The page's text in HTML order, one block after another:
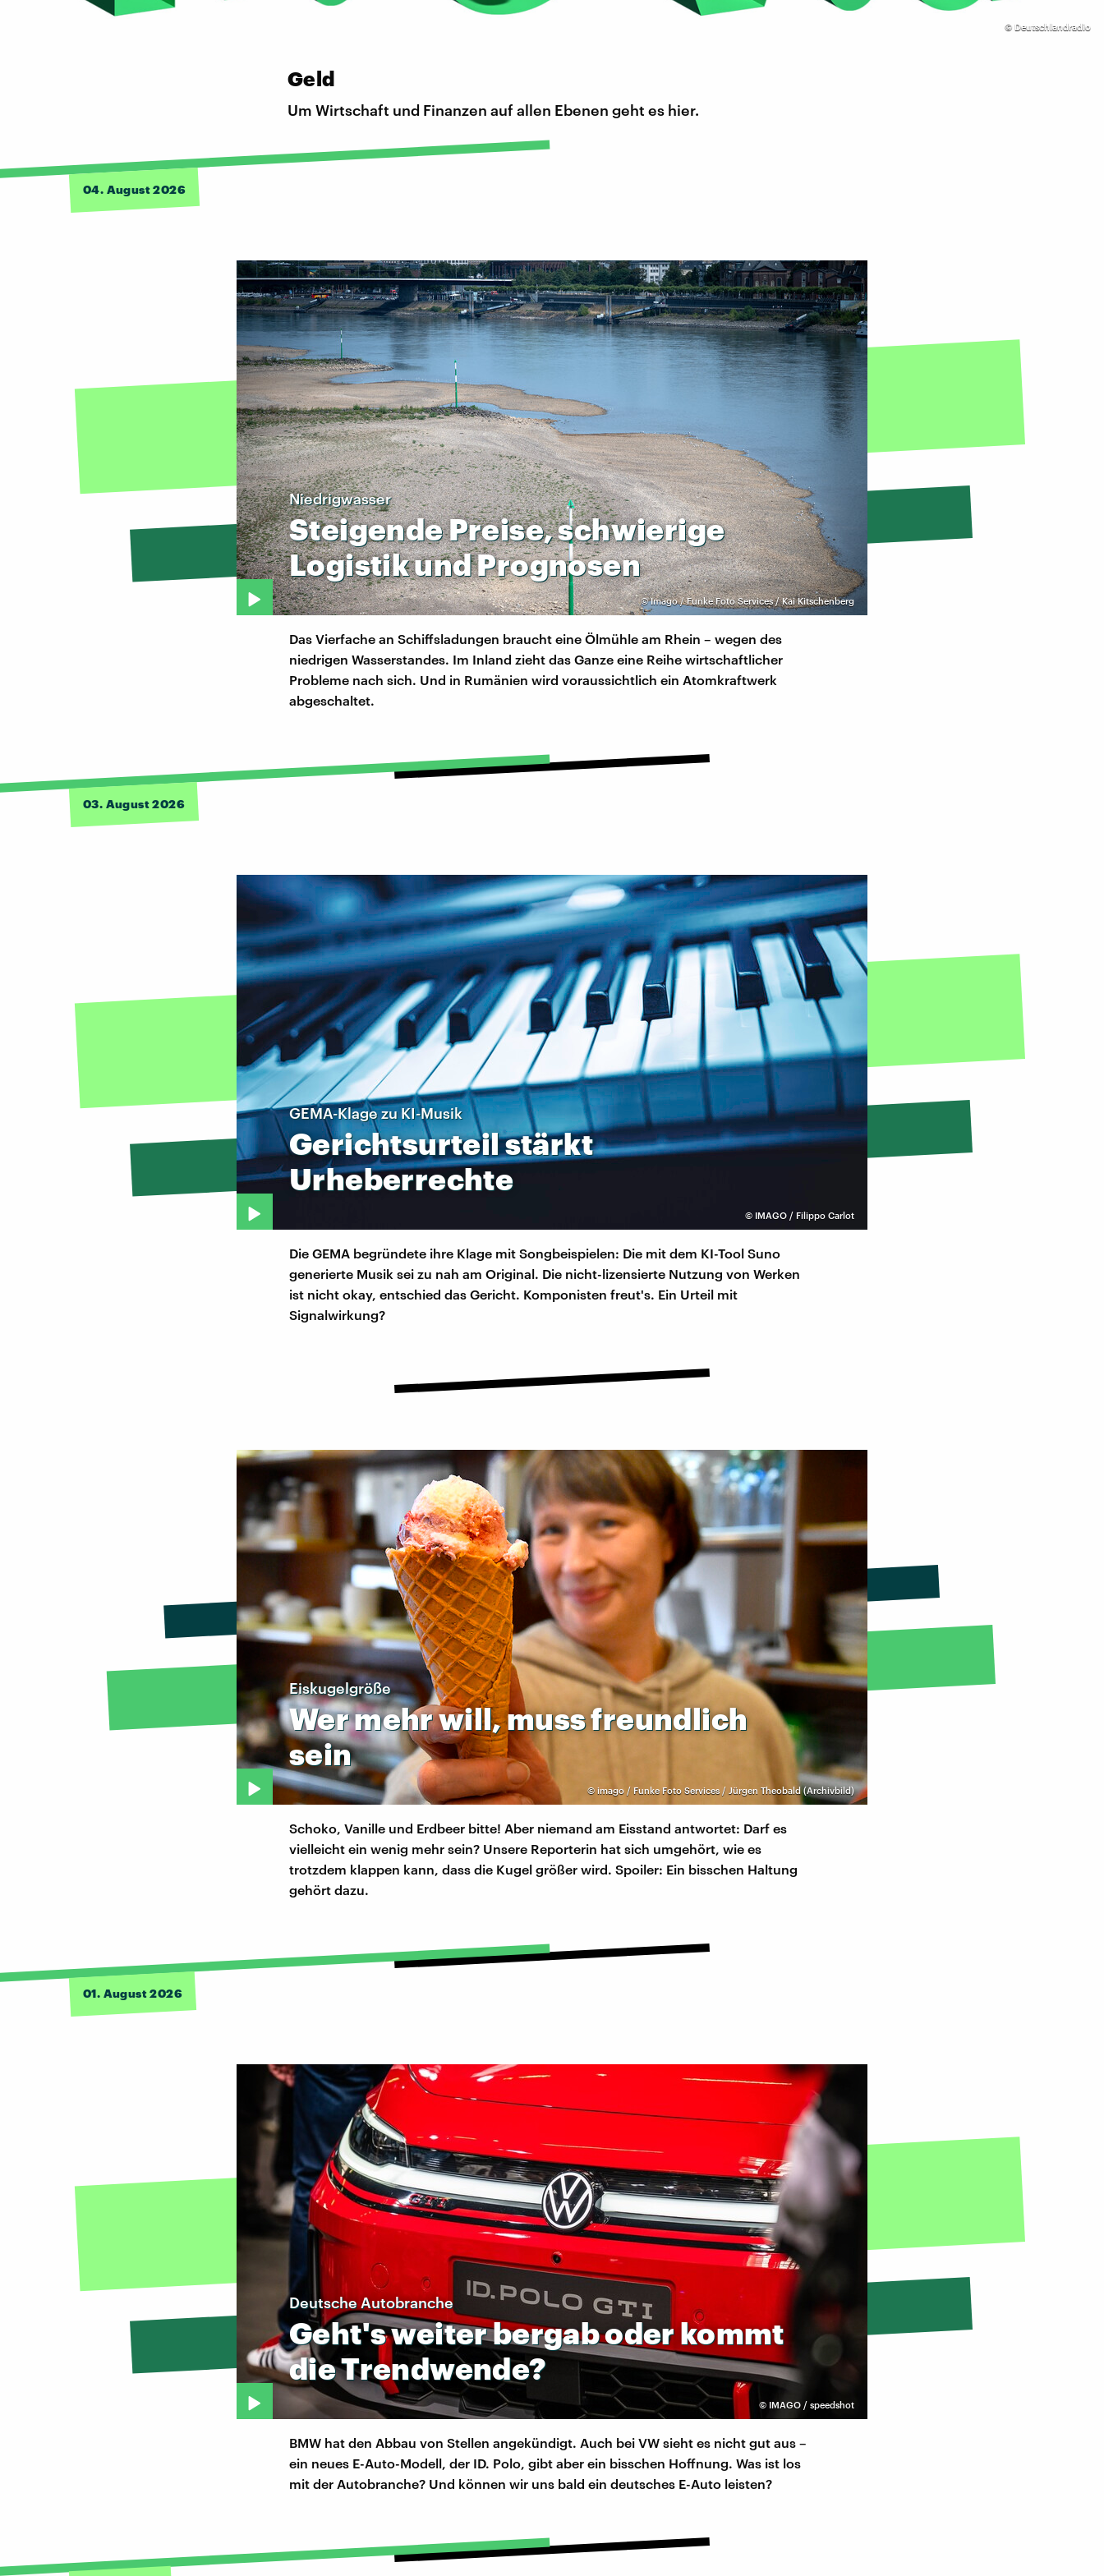
© Deutschlandradio
Geld
Um Wirtschaft und Finanzen auf allen Ebenen geht es hier.
04. August 2026
©Imago / Funke Foto Services / Kai Kitschenberg
Niedrigwasser
SteigendePreise,schwierige
LogistikundPrognosen
Das Vierfache an Schiffsladungen braucht eine Ölmühle am Rhein – wegen des
niedrigen Wasserstandes. Im Inland zieht das Ganze eine Reihe wirtschaftlicher
Probleme nach sich. Und in Rumänien wird voraussichtlich ein Atomkraftwerk
abgeschaltet.
03. August 2026
© IMAGO / Filippo Carlot
GEMA-Klage zu KI-Musik
Gerichtsurteilstärkt
Urheberrechte
Die GEMA begründete ihre Klage mit Songbeispielen: Die mit dem KI-Tool Suno
generierte Musik sei zu nah am Original. Die nicht-lizensierte Nutzung von Werken
ist nicht okay, entschied das Gericht. Komponisten freut's. Ein Urteil mit
Signalwirkung?
© imago / Funke Foto Services / Jürgen Theobald (Archivbild)
Eiskugelgröße
Wermehrwill,mussfreundlich
sein
Schoko, Vanille und Erdbeer bitte! Aber niemand am Eisstand antwortet: Darf es
vielleicht ein wenig mehr sein? Unsere Reporterin hat sich umgehört, wie es
trotzdem klappen kann, dass die Kugel größer wird. Spoiler: Ein bisschen Haltung
gehört dazu.
01. August 2026
© IMAGO / speedshot
Deutsche Autobranche
Geht'sweiterbergaboderkommt
dieTrendwende?
BMW hat den Abbau von Stellen angekündigt. Auch bei VW sieht es nicht gut aus –
ein neues E-Auto-Modell, der ID. Polo, gibt aber ein bisschen Hoffnung. Was ist los
mit der Autobranche? Und können wir uns bald ein deutsches E-Auto leisten?